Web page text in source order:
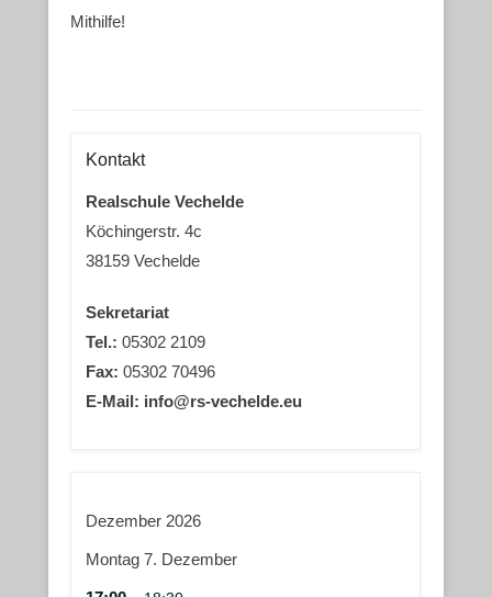
Mithilfe!
Kontakt
Realschule Vechelde
Köchingerstr. 4c
38159 Vechelde
Sekretariat
Tel.: 05302 2109
Fax: 05302 70496
E-Mail: info@rs-vechelde.eu
Dezember 2026
Montag 7. Dezember